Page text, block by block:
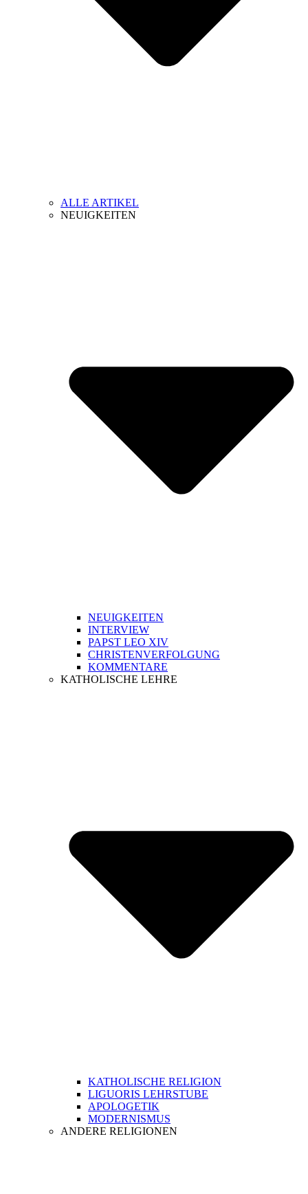
ALLE ARTIKEL
NEUIGKEITEN
NEUIGKEITEN
INTERVIEW
PAPST LEO XIV
CHRISTENVERFOLGUNG
KOMMENTARE
KATHOLISCHE LEHRE
KATHOLISCHE RELIGION
LIGUORIS LEHRSTUBE
APOLOGETIK
MODERNISMUS
ANDERE RELIGIONEN